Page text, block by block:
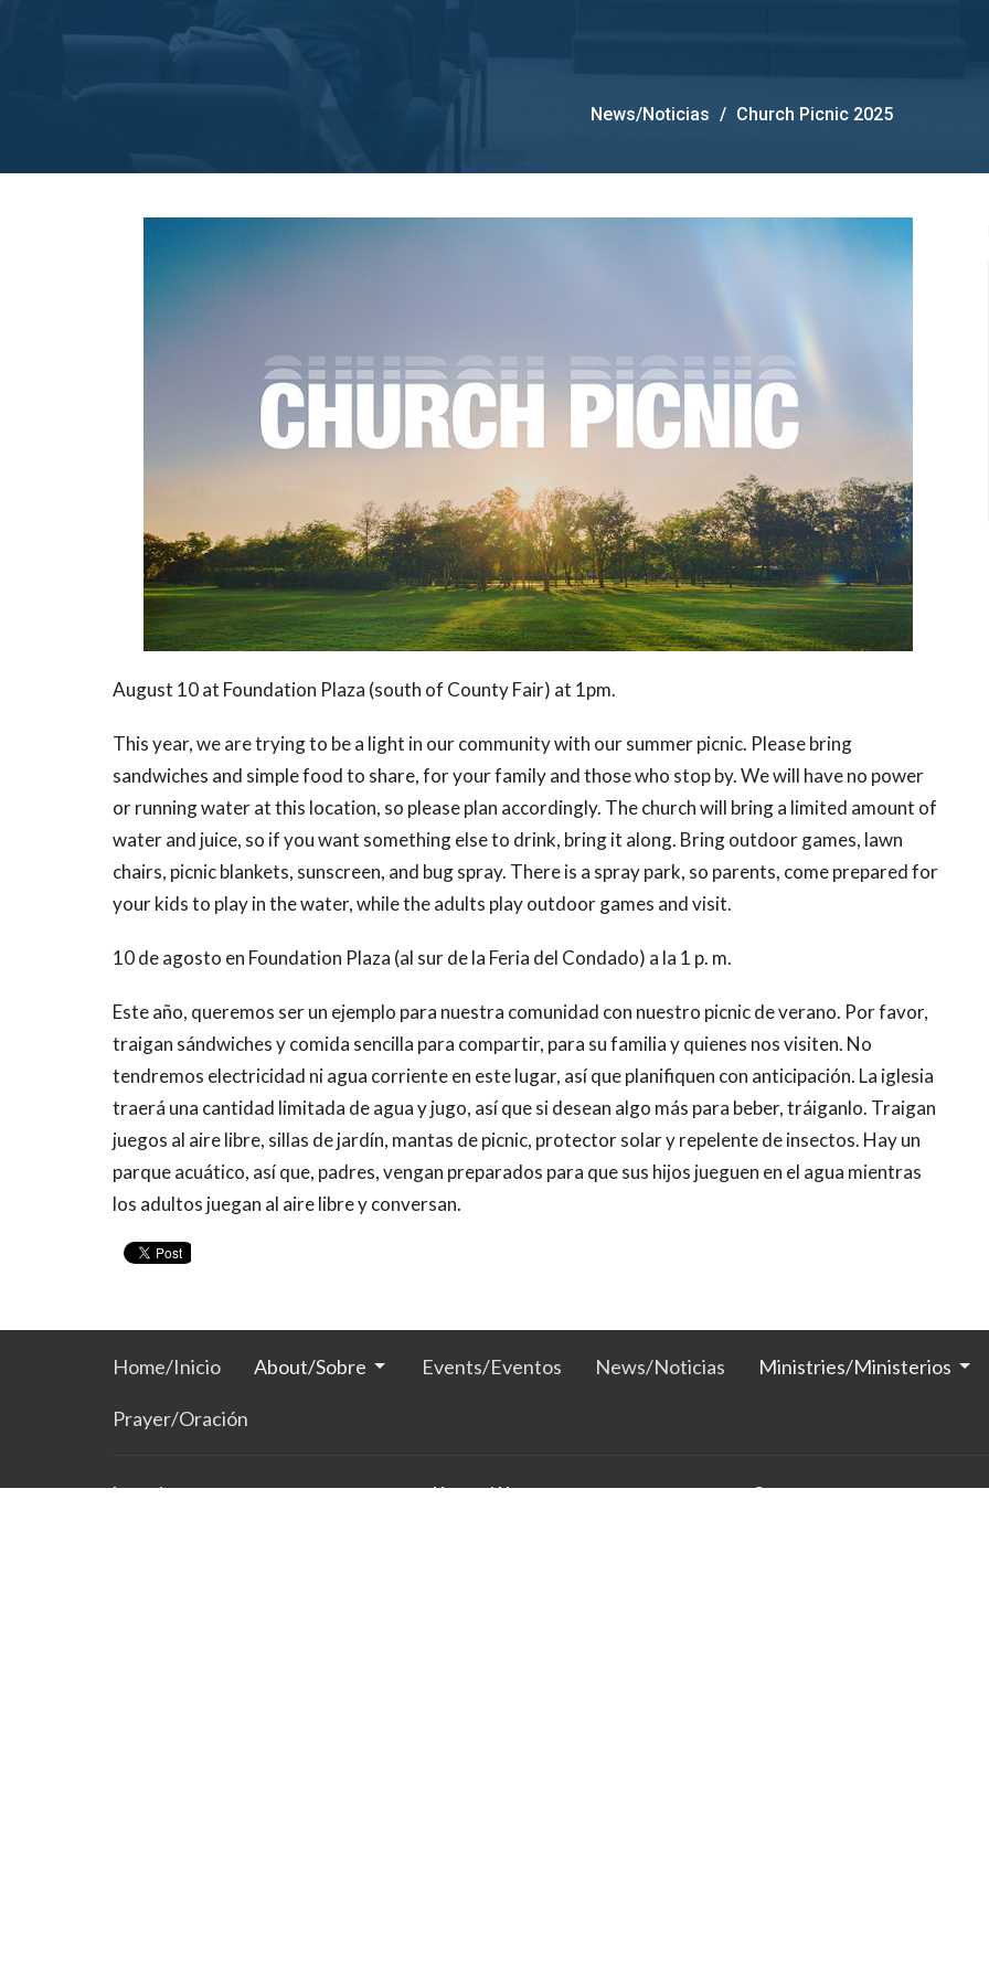
News/Noticias Church Picnic 2025
August 10 at Foundation Plaza (south of County Fair) at 1pm.
This year, we are trying to be a light in our community with our summer picnic. Please bring
sandwiches and simple food to share, for your family and those who stop by. We will have no power
or running water at this location, so please plan accordingly. The church will bring a limited amount of
water and juice, so if you want something else to drink, bring it along. Bring outdoor games, lawn
chairs, picnic blankets, sunscreen, and bug spray. There is a spray park, so parents, come prepared for
your kids to play in the water, while the adults play outdoor games and visit.
10 de agosto en Foundation Plaza (al sur de la Feria del Condado) a la 1 p. m.
Este año, queremos ser un ejemplo para nuestra comunidad con nuestro picnic de verano. Por favor,
traigan sándwiches y comida sencilla para compartir, para su familia y quienes nos visiten. No
tendremos electricidad ni agua corriente en este lugar, así que planifiquen con anticipación. La iglesia
traerá una cantidad limitada de agua y jugo, así que si desean algo más para beber, tráiganlo. Traigan
juegos al aire libre, sillas de jardín, mantas de picnic, protector solar y repelente de insectos. Hay un
parque acuático, así que, padres, vengan preparados para que sus hijos jueguen en el agua mientras
los adultos juegan al aire libre y conversan.
Home/Inicio About/Sobre Events/Eventos News/Noticias Ministries/Ministerios
Prayer/Oración
Location Hours / Horas Contact